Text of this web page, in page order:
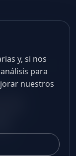
y, si nos
para
nuestros